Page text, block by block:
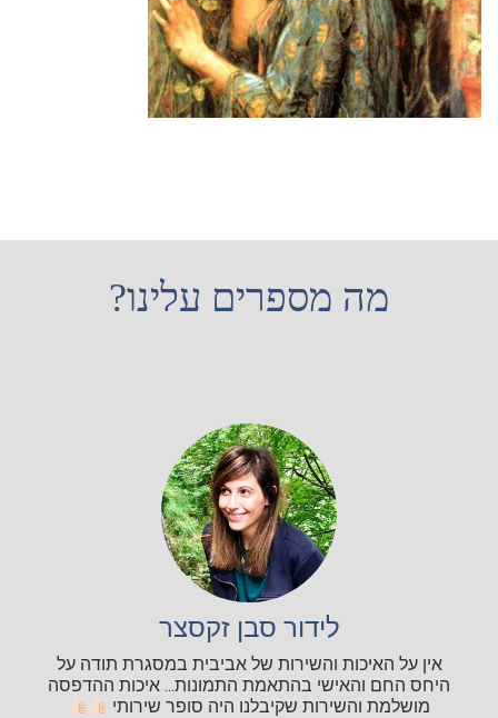
מה מספרים עלינו?
לידור סבן זקסצר
אין על האיכות והשירות של אביבית במסגרת תודה על
היחס החם והאישי בהתאמת התמונות... איכות ההדפסה
מושלמת והשירות שקיבלנו היה סופר שירותי